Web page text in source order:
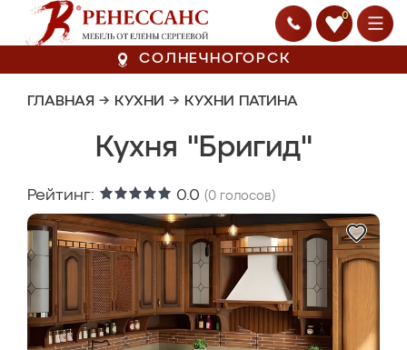
0
СОЛНЕЧНОГОРСК
ГЛАВНАЯ → КУХНИ → КУХНИ ПАТИНА
Кухня "Бригид"
Рейтинг: 0.0 (0 голосов)